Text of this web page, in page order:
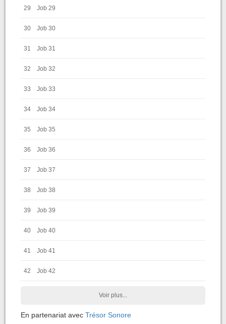
29 Job 29
30 Job 30
31 Job 31
32 Job 32
33 Job 33
34 Job 34
35 Job 35
36 Job 36
37 Job 37
38 Job 38
39 Job 39
40 Job 40
41 Job 41
42 Job 42
Voir plus...
En partenariat avec Trésor Sonore